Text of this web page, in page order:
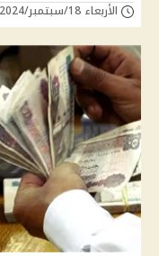
الأربعاء 18/سبتمبر/2024 - 12:00 ص